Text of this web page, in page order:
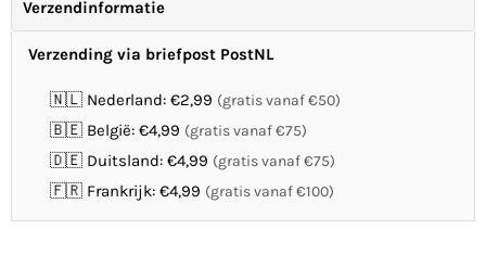
Verzendinformatie
Verzending via briefpost PostNL
🇳🇱 Nederland: €2,99 (gratis vanaf €50)
🇧🇪 België: €4,99 (gratis vanaf €75)
🇩🇪 Duitsland: €4,99 (gratis vanaf €75)
🇫🇷 Frankrijk: €4,99 (gratis vanaf €100)